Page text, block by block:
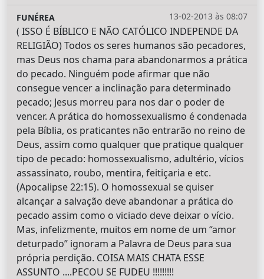
13-02-2013 às 08:07
FUNÉREA
( ISSO É BÍBLICO E NÃO CATÓLICO INDEPENDE DA
RELIGIÃO) Todos os seres humanos são pecadores,
mas Deus nos chama para abandonarmos a prática
do pecado. Ninguém pode afirmar que não
consegue vencer a inclinação para determinado
pecado; Jesus morreu para nos dar o poder de
vencer. A prática do homossexualismo é condenada
pela Bíblia, os praticantes não entrarão no reino de
Deus, assim como qualquer que pratique qualquer
tipo de pecado: homossexualismo, adultério, vícios
assassinato, roubo, mentira, feitiçaria e etc.
(Apocalipse 22:15). O homossexual se quiser
alcançar a salvação deve abandonar a prática do
pecado assim como o viciado deve deixar o vício.
Mas, infelizmente, muitos em nome de um “amor
deturpado” ignoram a Palavra de Deus para sua
própria perdição. COISA MAIS CHATA ESSE
ASSUNTO ....PECOU SE FUDEU !!!!!!!!!